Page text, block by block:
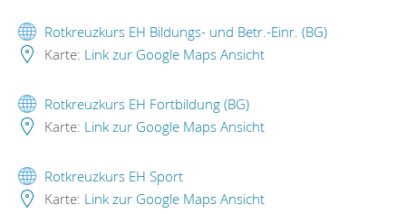
Rotkreuzkurs EH Bildungs- und Betr.-Einr. (BG)
Karte: Link zur Google Maps Ansicht
Rotkreuzkurs EH Fortbildung (BG)
Karte: Link zur Google Maps Ansicht
Rotkreuzkurs EH Sport
Karte: Link zur Google Maps Ansicht